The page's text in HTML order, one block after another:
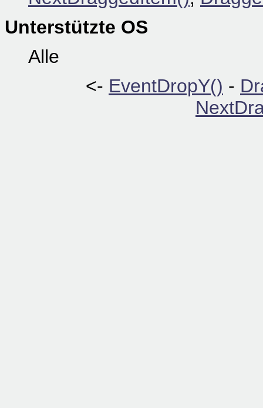
Unterstützte OS
Alle
<- EventDropY() -